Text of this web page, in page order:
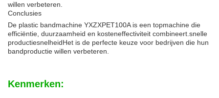
willen verbeteren.
Conclusies
De plastic bandmachine YXZXPET100A is een topmachine die
efficiëntie, duurzaamheid en kosteneffectiviteit combineert.snelle
productiesnelheidHet is de perfecte keuze voor bedrijven die hun
bandproductie willen verbeteren.
Kenmerken: